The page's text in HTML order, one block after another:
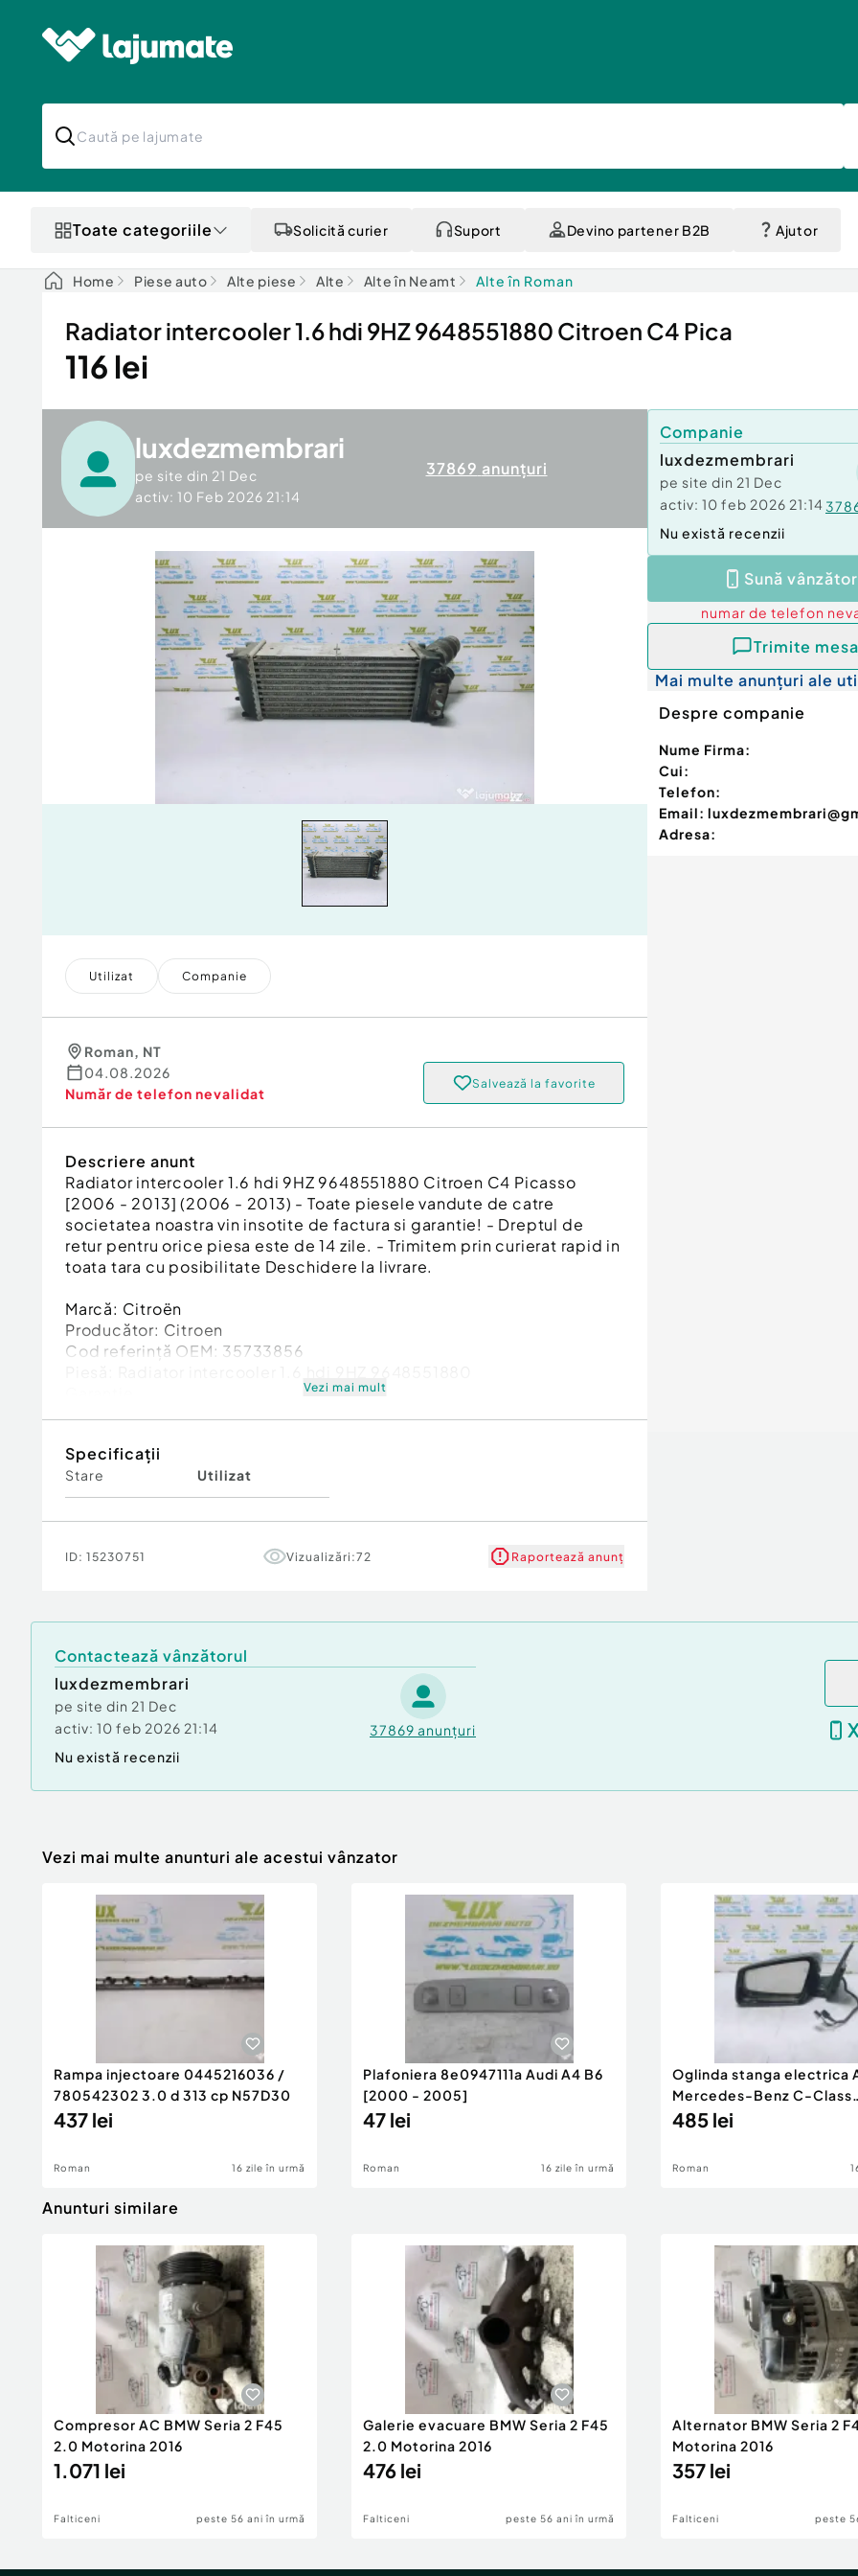
Toate categoriile Solicită curier Suport Devino partener B2B Ajutor
Home Piese auto Alte piese Alte Alte în Neamt Alte în Roman
Radiator intercooler 1.6 hdi 9HZ 9648551880 Citroen C4 Pica
116 lei
luxdezmembrari
pe site din 21 Dec
activ: 10 Feb 2026 21:14
37869 anunțuri
Utilizat Companie
Roman, NT
04.08.2026
Număr de telefon nevalidat
Salvează la favorite
Descriere anunt
Radiator intercooler 1.6 hdi 9HZ 9648551880 Citroen C4 Picasso
[2006 - 2013] (2006 - 2013) - Toate piesele vandute de catre
societatea noastra vin insotite de factura si garantie! - Dreptul de
retur pentru orice piesa este de 14 zile. - Trimitem prin curierat rapid in
toata tara cu posibilitate Deschidere la livrare.
Marcă: Citroën
Producător: Citroen
Cod referinţă OEM: 35733856
Vezi mai mult
Specificații
Stare Utilizat
ID: 15230751 Vizualizări:72 Raportează anunț
Companie
luxdezmembrari
pe site din 21 Dec
activ: 10 feb 2026 21:14
Nu există recenzii
Sună
numar de telefon
Trimite
Mai multe anunțuri ale
Despre companie
Nume Firma:
Cui:
Telefon:
Email:
Adresa:
Contactează vânzătorul
luxdezmembrari
pe site din 21 Dec
activ: 10 feb 2026 21:14 37869 anunțuri
Nu există recenzii
Vezi mai multe anunturi ale acestui vânzator
Rampa injectoare 0445216036 /
780542302 3.0 d 313 cp N57D30
437 lei
Roman 16 zile în urmă
Plafoniera 8e0947111a Audi A4 B6
[2000 - 2005]
47 lei
Roman 16 zile în urmă
Oglinda stanga electrica
Mercedes-Benz C-Class
W204/S204 [200
485 lei
Roman
Anunturi similare
Compresor AC BMW Seria 2 F45
2.0 Motorina 2016
1.071 lei
Falticeni peste 56 ani în urmă
Galerie evacuare BMW Seria 2 F45
2.0 Motorina 2016
476 lei
Falticeni peste 56 ani în urmă
Alternator BMW Seria 2
Motorina 2016
357 lei
Falticeni peste